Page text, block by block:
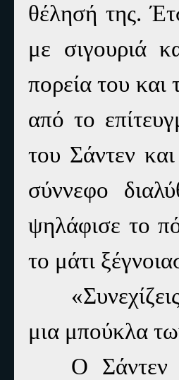
θέλησή της.
με σιγουριά
πορεία του και
από το
του Σάντεν
σύννεφο
ψηλάφισε το
το μάτι
μια μπούκλα
Ο Σάντεν